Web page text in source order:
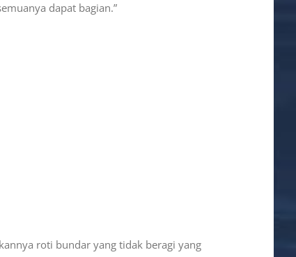
dapat bagian.”
roti bundar yang tidak beragi yang